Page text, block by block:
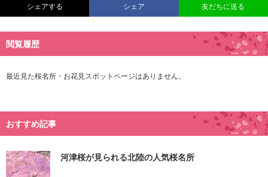
シェアする シェア 友だちに送る
閲覧履歴
最近見た桜名所・お花見スポットページはありません。
おすすめ記事
河津桜が見られる北陸の人気桜名所